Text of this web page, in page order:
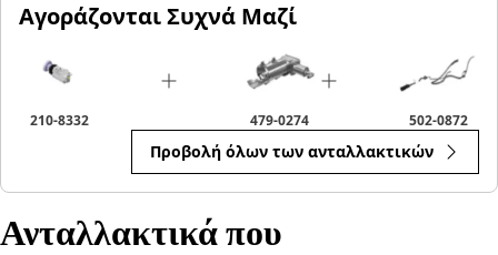
Αγοράζονται Συχνά Μαζί
210-8332 479-0274 502-0872
Προβολή όλων των ανταλλακτικών
Ανταλλακτικά που